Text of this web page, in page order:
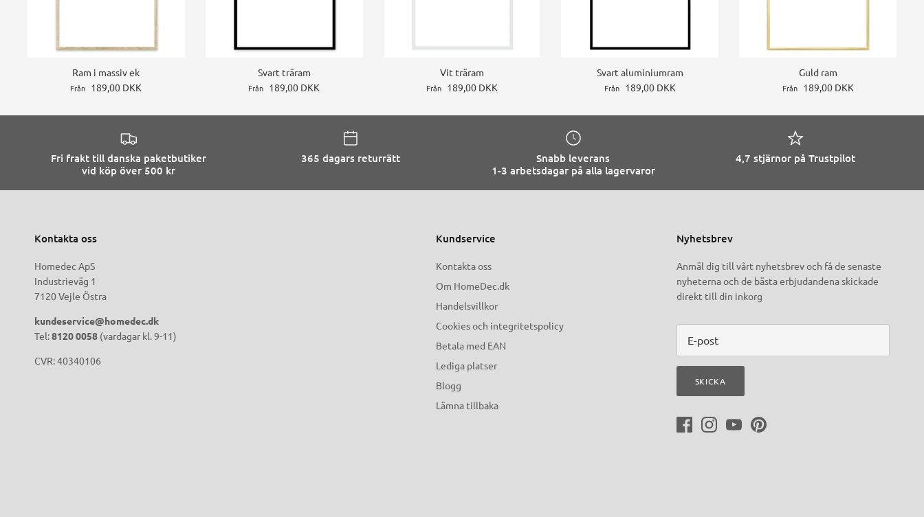
Ram i massiv ek
Från 189,00 DKK
Svart träram
Från 189,00 DKK
Vit träram
Från 189,00 DKK
Svart aluminiumram
Från 189,00 DKK
Guld ram
Från 189,00 DKK
Fri frakt till danska paketbutiker
vid köp över 500 kr
365 dagars returrätt
Snabb leverans
1-3 arbetsdagar på alla lagervaror
4,7 stjärnor på Trustpilot
Kontakta oss
Homedec ApS
Industrieväg 1
7120 Vejle Östra
kundeservice@homedec.dk
Tel:8120 0058 (vardagar kl. 9-11)
CVR: 40340106
Kundservice
Kontakta oss
Om HomeDec.dk
Handelsvillkor
Cookies och integritetspolicy
Betala med EAN
Lediga platser
Blogg
Lämna tillbaka
Nyhetsbrev
Anmäl dig till vårt nyhetsbrev och få de senaste
nyheterna och de bästa erbjudandena skickade
direkt till din inkorg
SKICKA